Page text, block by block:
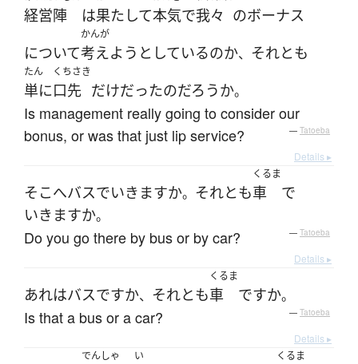
経営陣 は果たして本気で我々 のボーナス
について
かんが
考えよう としているのか、 それとも
たん
単に
くちさき
口先 だけだったのだろうか。
Is management really going to consider our
bonus, or was that just lip service?
— Tatoeba
Details ▸
そこへバスでいきますか。 それとも
くるま
車
で
いきますか。
Do you go there by bus or by car? — Tatoeba
Details ▸
あれはバスですか、 それとも
くるま
車 ですか。
Is that a bus or a car? — Tatoeba
Details ▸
でんしゃ い くるま